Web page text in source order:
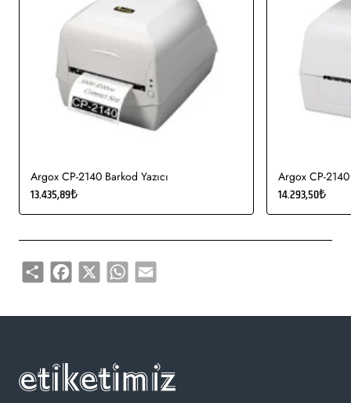
Argox CP-2140 Barkod Yazıcı
13.435,89₺
Argox CP-2140
14.293,50₺
Share Facebook
X WhatsApp
Email